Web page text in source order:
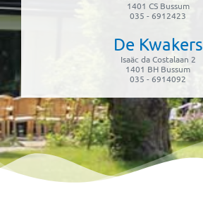
1401 CS Bussum
035 - 6912423
De Kwakers
Isaäc da Costalaan 2
1401 BH Bussum
035 - 6914092